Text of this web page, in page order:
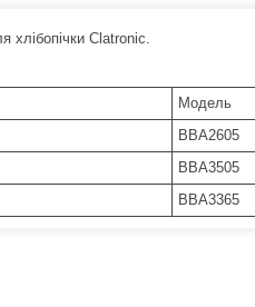
хлібопічки Clatronic.
Модель
BBA2605
BBA3505
BBA3365